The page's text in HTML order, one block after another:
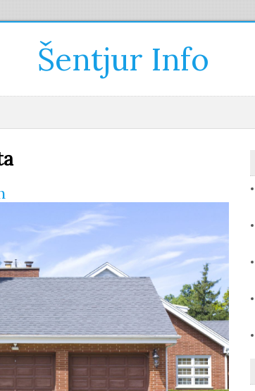
Šentjur Info